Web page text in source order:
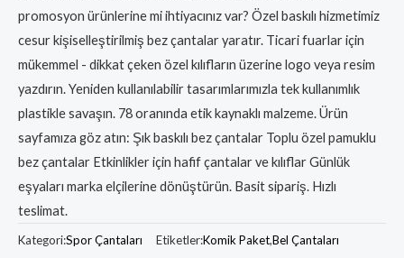
promosyon ürünlerine mi ihtiyacınız var? Özel baskılı hizmetimiz
cesur kişiselleştirilmiş bez çantalar yaratır. Ticari fuarlar için
mükemmel - dikkat çeken özel kılıfların üzerine logo veya resim
yazdırın. Yeniden kullanılabilir tasarımlarımızla tek kullanımlık
plastikle savaşın. 78 oranında etik kaynaklı malzeme. Ürün
sayfamıza göz atın: Şık baskılı bez çantalar Toplu özel pamuklu
bez çantalar Etkinlikler için hafif çantalar ve kılıflar Günlük
eşyaları marka elçilerine dönüştürün. Basit sipariş. Hızlı
teslimat.
Kategori:Spor Çantaları Etiketler:Komik Paket,Bel Çantaları